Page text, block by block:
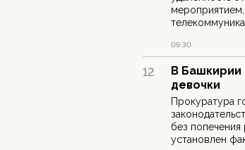
09:30
12
В Башкирии
девочки
Прокуратура
без
установлен